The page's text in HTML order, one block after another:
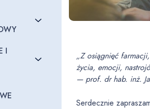
I
„Z osiągnięć
życia, emocji,
— prof. dr hab. inż.
Serdecznie